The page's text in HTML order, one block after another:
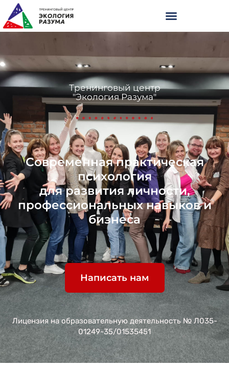
Тренинговый центр
"Экология Разума"
Современная практическая
психология
для развития личности,
профессиональных навыков и
бизнеса
Написать нам
Лицензия на образовательную деятельность № Л035-
01249-35/01535451